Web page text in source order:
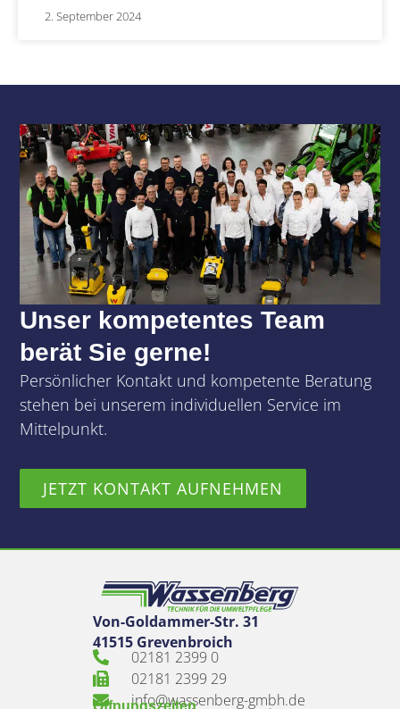
2. September 2024
Unser kompetentes Team
berät Sie gerne!
Persönlicher Kontakt und kompetente Beratung
stehen bei unserem individuellen Service im
Mittelpunkt.
JETZT KONTAKT AUFNEHMEN
Von-Goldammer-Str. 31
41515 Grevenbroich
02181 2399 0
02181 2399 29
info@wassenberg-gmbh.de